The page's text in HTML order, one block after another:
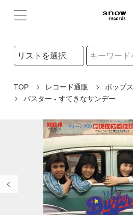
検索リストの選択
TOP レコード通販
ポップス
バスター - すてきなサンデー